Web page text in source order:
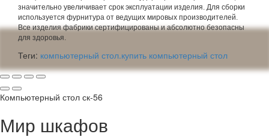
значительно увеличивает срок эксплуатации изделия. Для сборки
используется фурнитура от ведущих мировых производителей.
Все изделия фабрики сертифицированы и абсолютно безопасны
для здоровья.
Теги: компьютерный стол.купить компьютерный стол
Компьютерный стол ск-56
Мир шкафов